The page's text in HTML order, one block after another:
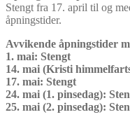
Stengt fra 17. april til og
åpningstider.
Avvikende åpningstider
1. mai: Stengt
14. mai (Kristi
17. mai: Stengt
24. mai (1. pinsedag):
25. mai (2. pinsedag):